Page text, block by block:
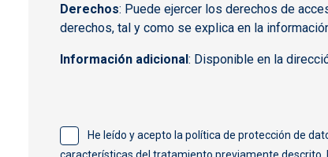
Derechos: Puede ejercer los derechos de
derechos, tal y como se explica en la
Información adicional: Disponible en la
He leído y acepto la política de protección de